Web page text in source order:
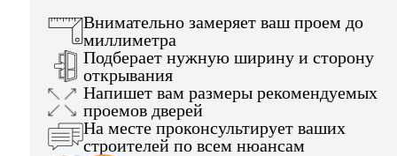
Внимательно замеряет ваш проем до
миллиметра
Подберает нужную ширину и сторону
открывания
Напишет вам размеры рекомендуемых
проемов дверей
На месте проконсультирует ваших
строителей по всем нюансам